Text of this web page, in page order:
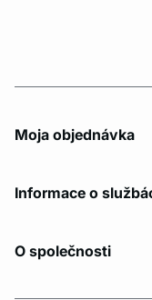
Moja objednávka
Informace o
O společnosti